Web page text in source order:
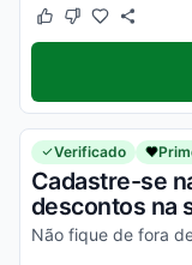
Este cupom
Este cupom não
Verificado
Cadastre-se
descontos na